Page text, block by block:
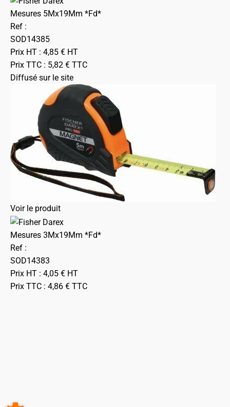
Mesures 5Mx19Mm *Fd*
Ref :
SOD14385
Prix HT : 4,85 € HT
Prix TTC : 5,82 € TTC
Diffusé sur le site
Voir le produit
Mesures 3Mx19Mm *Fd*
Ref :
SOD14383
Prix HT : 4,05 € HT
Prix TTC : 4,86 € TTC